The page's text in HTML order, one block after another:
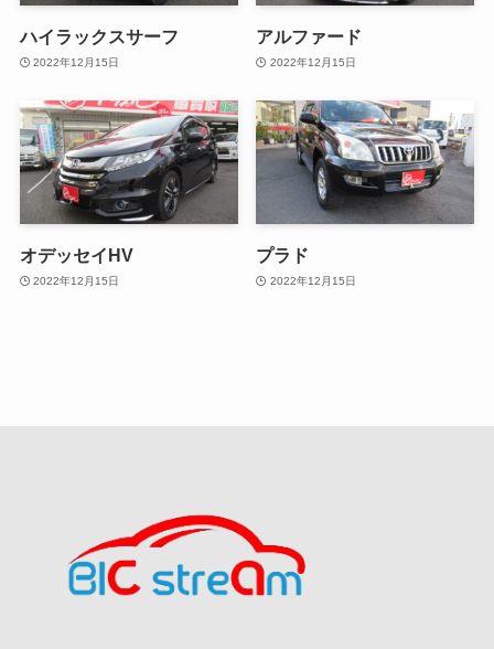
ハイラックスサーフ
2022年12月15日
アルファード
2022年12月15日
オデッセイHV
2022年12月15日
プラド
2022年12月15日